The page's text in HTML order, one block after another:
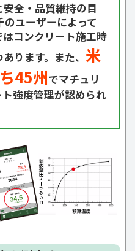
全・品質維持の目
ユーザーによって
コンクリート施工時
ります。また、 米
45州でマチュリ
強度管理が認められ